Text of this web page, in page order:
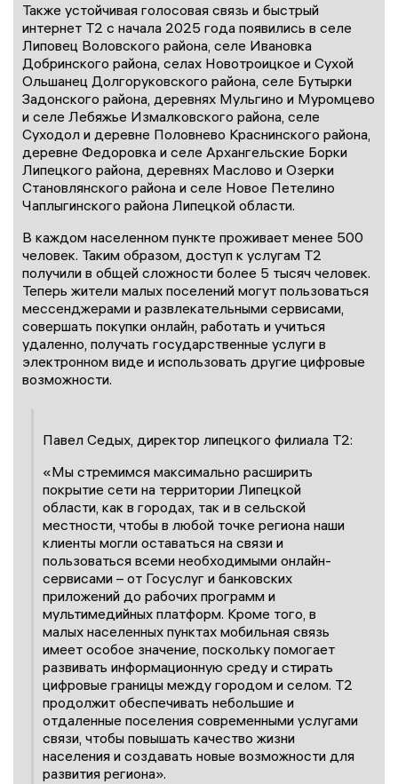
Также устойчивая голосовая связь и быстрый
интернет Т2 с начала 2025 года появились в селе
Липовец Воловского района, селе Ивановка
Добринского района, селах Новотроицкое и Сухой
Ольшанец Долгоруковского района, селе Бутырки
Задонского района, деревнях Мульгино и Муромцево
и селе Лебяжье Измалковского района, селе
Суходол и деревне Половнево Краснинского района,
деревне Федоровка и селе Архангельские Борки
Липецкого района, деревнях Маслово и Озерки
Становлянского района и селе Новое Петелино
Чаплыгинского района Липецкой области.
В каждом населенном пункте проживает менее 500
человек. Таким образом, доступ к услугам T2
получили в общей сложности более 5 тысяч человек.
Теперь жители малых поселений могут пользоваться
мессенджерами и развлекательными сервисами,
совершать покупки онлайн, работать и учиться
удаленно, получать государственные услуги в
электронном виде и использовать другие цифровые
возможности.
Павел Седых, директор липецкого филиала T2:
«Мы стремимся максимально расширить
покрытие сети на территории Липецкой
области, как в городах, так и в сельской
местности, чтобы в любой точке региона наши
клиенты могли оставаться на связи и
пользоваться всеми необходимыми онлайн-
сервисами – от Госуслуг и банковских
приложений до рабочих программ и
мультимедийных платформ. Кроме того, в
малых населенных пунктах мобильная связь
имеет особое значение, поскольку помогает
развивать информационную среду и стирать
цифровые границы между городом и селом. T2
продолжит обеспечивать небольшие и
отдаленные поселения современными услугами
связи, чтобы повышать качество жизни
населения и создавать новые возможности для
развития региона».